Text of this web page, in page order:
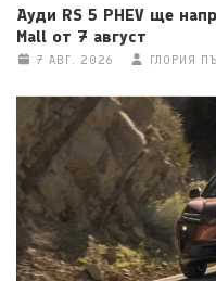
Ауди RS 5 PHEV ще
Mall от 7 август
7 АВГ. 2026 ГЛОРИЯ